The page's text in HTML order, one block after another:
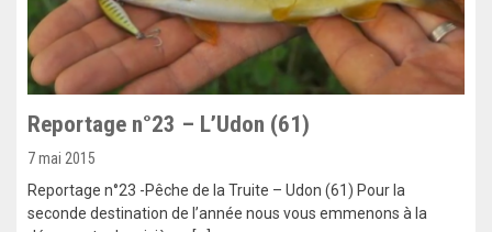
Reportage n°23 – L’Udon (61)
7 mai 2015
Reportage n°23 -Pêche de la Truite – Udon (61) Pour la
seconde destination de l’année nous vous emmenons à la